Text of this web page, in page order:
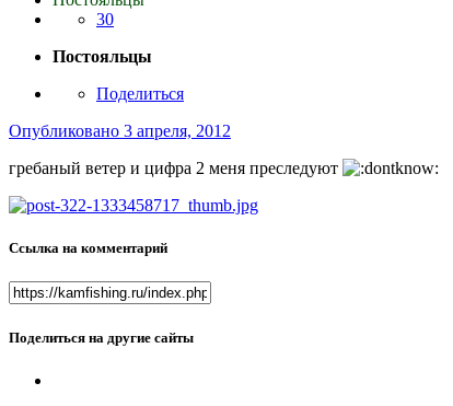
30
Постояльцы
Поделиться
Опубликовано 3 апреля, 2012
гребаный ветер и цифра 2 меня преследуют
Ссылка на комментарий
Поделиться на другие сайты